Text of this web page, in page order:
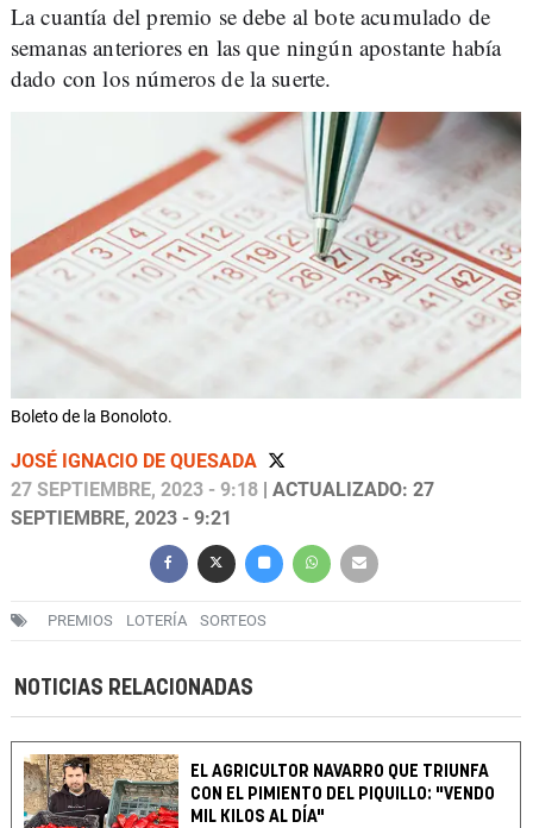
La cuantía del premio se debe al bote acumulado de
semanas anteriores en las que ningún apostante había
dado con los números de la suerte.
Boleto de la Bonoloto.
JOSÉ IGNACIO DE QUESADA
27 SEPTIEMBRE, 2023 - 9:18 | ACTUALIZADO: 27
SEPTIEMBRE, 2023 - 9:21
PREMIOS LOTERÍA SORTEOS
NOTICIAS RELACIONADAS
EL AGRICULTOR NAVARRO QUE TRIUNFA
CON EL PIMIENTO DEL PIQUILLO: "VENDO
MIL KILOS AL DÍA"